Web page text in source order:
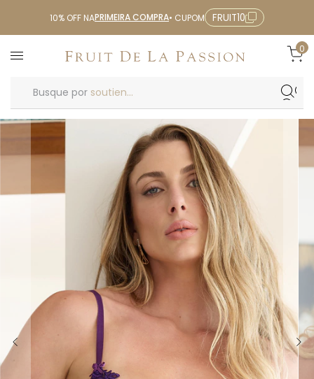
10% OFF NAPRIMEIRA COMPRA• CUPOM FRUIT10
0
Busque por soutien...